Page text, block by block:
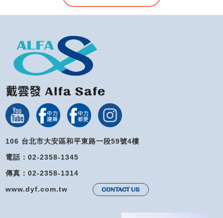
106 台北市大安區和平東路一段59號4樓
電話：02-2358-1345
傳真：02-2358-1314
www.dyf.com.tw
CONTACT US